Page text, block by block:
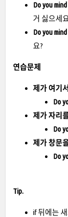
Do you
거 싫으세
Do you mind
요?
연습문제
제가 여기
Do
제가 자리
Do
제가 창문
Do
Tip.
if 뒤에는